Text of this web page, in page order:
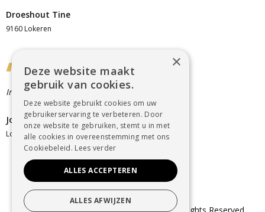
Droeshout Tine
9160 Lokeren
Innige deelneming
Johan Meirsschaut koningsdreef 2 Emiliani
Lokeren
×
Deze website maakt
gebruik van cookies.
Deze website gebruikt cookies om uw
gebruikerservaring te verbeteren. Door
onze website te gebruiken, stemt u in met
alle cookies in overeenstemming met ons
Cookiebeleid. Lees verder
ALLES ACCEPTEREN
ALLES AFWIJZEN